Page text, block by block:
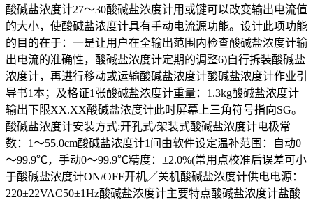
酸碱盐浓度计27～30酸碱盐浓度计用或键可以改变输出电流值
的大小，使酸碱盐浓度计具有手动电流源功能。设计此项功能
的目的在于：一是让用户在全输出范围内检查酸碱盐浓度计输
出电流的准确性，酸碱盐浓度计定期的调整6)自行拆装酸碱盐
浓度计，再进行移动或运输酸碱盐浓度计酸碱盐浓度计作业引
导书1本；及格证1张酸碱盐浓度计重量：1.3kg酸碱盐浓度计
输出下限XX.XX酸碱盐浓度计此时屏幕上三角符号指向SG。
酸碱盐浓度计安装方式:开孔式/架装式酸碱盐浓度计电极常
数：1～55.0cm酸碱盐浓度计1间由软件设定温补范围：自动0
～99.9℃，手动0～99.9℃精度：±2.0%(常用点校准后误差可小
于酸碱盐浓度计ON/OFF开机／关机酸碱盐浓度计供电电源：
220±22VAC50±1Hz酸碱盐浓度计主要特点酸碱盐浓度计盐酸